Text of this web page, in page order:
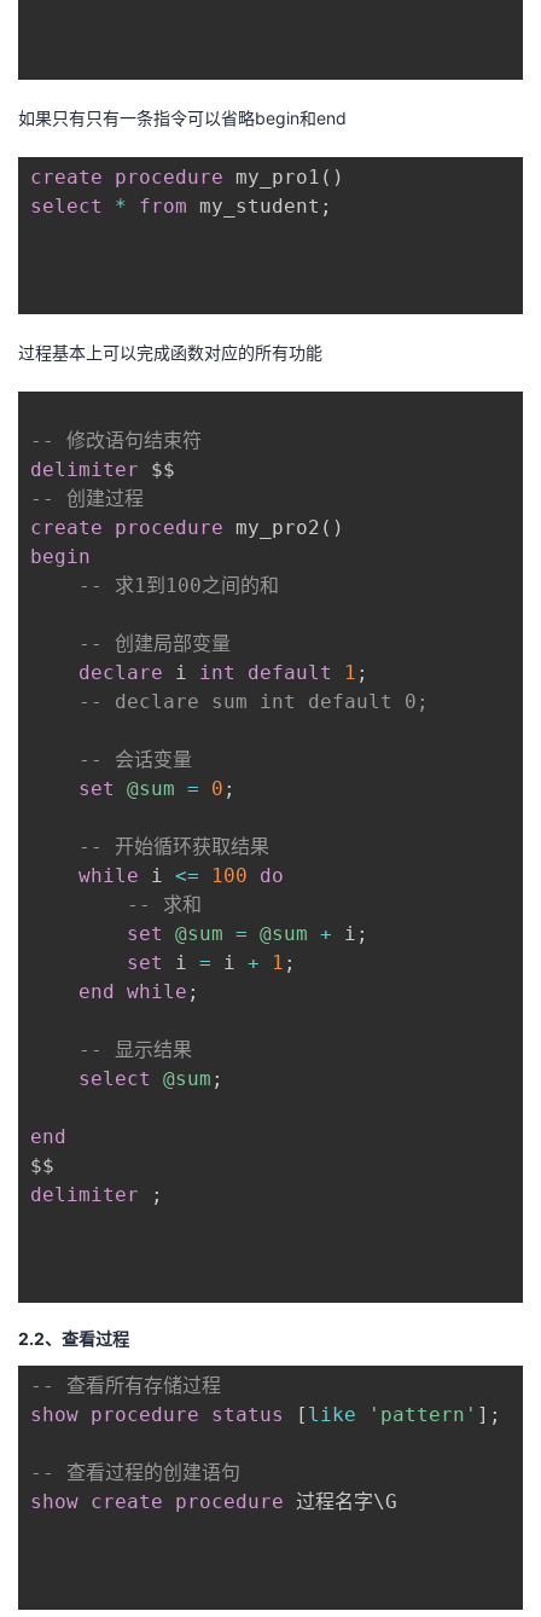
学
堂
程
认
的
我
藏
我
的
支
我
声
如果只有只有一条指令可以省略begin和end
create procedure my_pro1 ( )
select
* from my_student ;
过程基本上可以完成函数对应的所有功能
-- 修改语句结束符
delimiter
-- 创建过程
create
procedure my_pro2 ( )
begin
-- 求1到100之间的和
-- 创建局部变量
declare i int default 1 ;
-- declare sum int default 0;
-- 会话变量
set
@sum = 0 ;
-- 开始循环获取结果
while i <= 100
do
-- 求和
set
@sum = @sum + i ;
set
i = i + 1 ;
end
while ;
-- 显示结果
select
@sum ;
end
delimiter
;
2.2、查看过程
-- 查看所有存储过程
show procedure status [ like 'pattern' ] ;
-- 查看过程的创建语句
show create procedure 过程名字\G